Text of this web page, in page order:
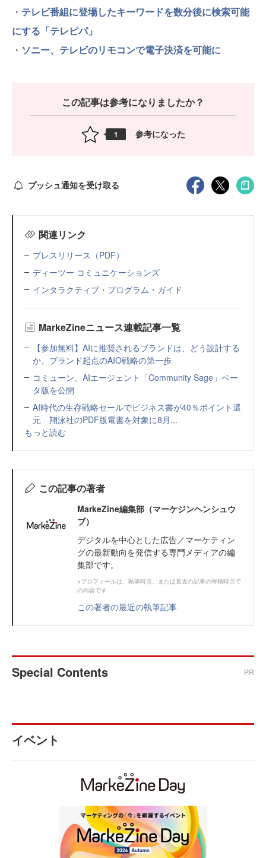
・ テレビ番組に登場したキーワードを数分後に検索可能
にする「テレピパ」
・ ソニー、テレビのリモコンで電子決済を可能に
この記事は参考になりましたか？
1 参考になった
プッシュ通知を受け取る
関連リンク
プレスリリース（PDF）
ディーツー コミュニケーションズ
インタラクティブ・プログラム・ガイド
MarkeZineニュース連載記事一覧
【参加無料】AIに推奨されるブランドは、どう設計する
か。ブランド起点のAIO戦略の第一歩
コミューン、AIエージェント「Community Sage」ベー
タ版を公開
AI時代の生存戦略セールでビジネス書が40％ポイント還
元 翔泳社のPDF版電書を対象に8月...
もっと読む
この記事の著者
MarkeZine編集部（マーケジンヘンシュウ
ブ）
デジタルを中心とした広告／マーケティン
グの最新動向を発信する専門メディアの編
集部です。
※プロフィールは、執筆時点、または直近の記事の寄稿時点で
の内容です
この著者の最近の執筆記事
Special Contents PR
イベント